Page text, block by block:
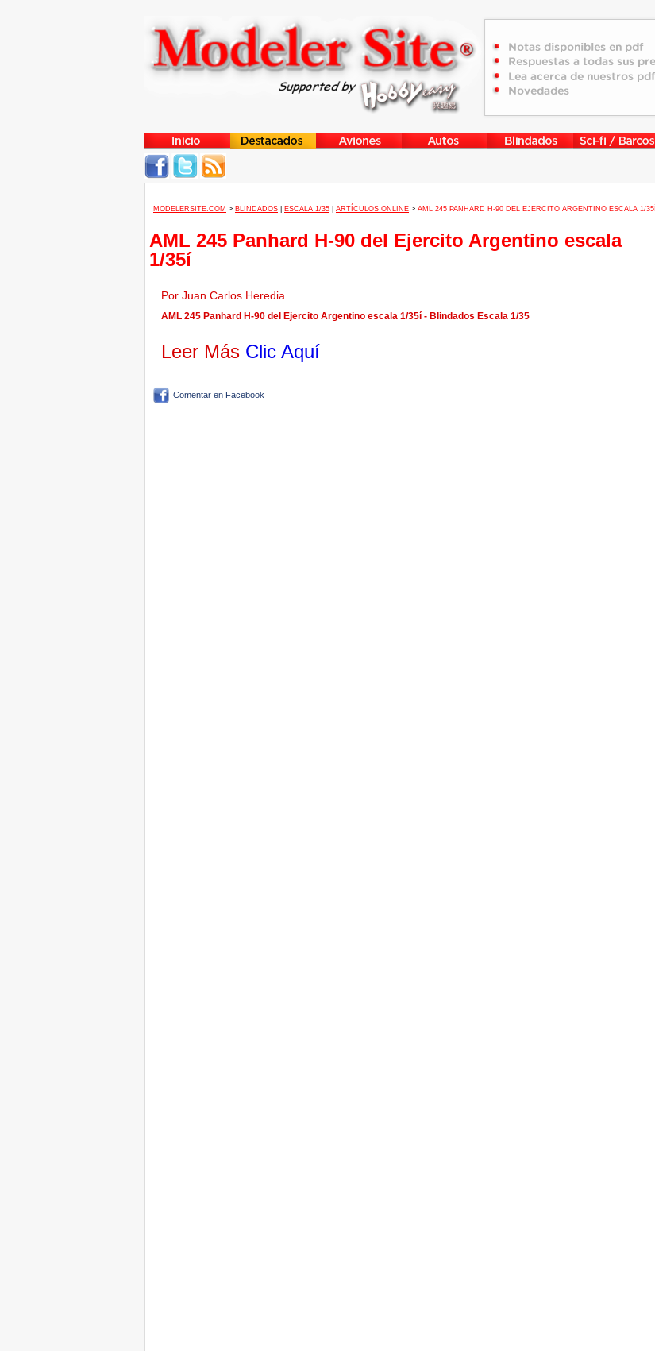
MODELERSITE.COM > BLINDADOS ESCALA 1/35 ARTÍCULOS ONLINE > AML 245 PANHARD H-90 DEL EJERCITO ARGENTINO ESCALA 1/35Í
AML 245 Panhard H-90 del Ejercito Argentino escala
1/35í
Por Juan Carlos Heredia
AML 245 Panhard H-90 del Ejercito Argentino escala 1/35í - Blindados Escala 1/35
Leer Más Clic Aquí
Comentar en Facebook